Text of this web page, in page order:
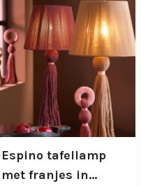
Espino tafellamp
met franjes in